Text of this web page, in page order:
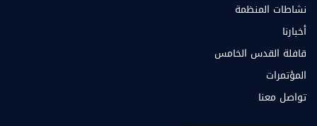
نشاطات المنظمة
أخبارنا
قافلة القدس الخامس
المؤتمرات
تواصل معنا